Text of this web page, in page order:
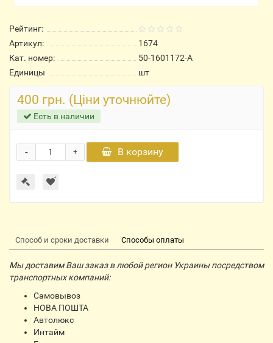
Рейтинг:
Артикул:
1674
Кат. номер:
50-1601172-А
Единицы
шт
400 грн. (Ціни уточнюйте)
Есть в наличии
+
- В корзину
Способ и сроки доставки Способы оплаты
Мы доставим Ваш заказ в любой регион Украины посредством
транспортных компаний:
Самовывоз
НОВА ПОШТА
Автолюкс
Интайм